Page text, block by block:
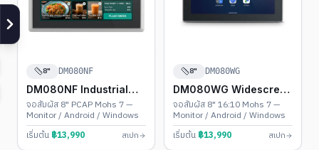
8" DM080NF
DM080NF Industrial
Touch PC
จอสัมผัส 8" PCAP Mohs 7 —
Monitor / Android / Windows
เริ่มต้น ฿13,990 สเปก
8" DM080WG
DM080WG Widescreen
Touch PC
จอสัมผัส 8" 16:10 Mohs 7 —
Monitor / Android / Windows
เริ่มต้น ฿13,990 สเปก